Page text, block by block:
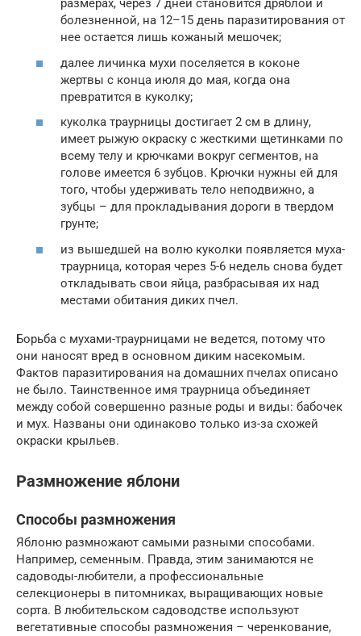
размерах, через 7 дней становится дряблой и
болезненной, на 12–15 день паразитирования от
нее остается лишь кожаный мешочек;
далее личинка мухи поселяется в коконе
жертвы с конца июля до мая, когда она
превратится в куколку;
куколка траурницы достигает 2 см в длину,
имеет рыжую окраску с жесткими щетинками по
всему телу и крючками вокруг сегментов, на
голове имеется 6 зубцов. Крючки нужны ей для
того, чтобы удерживать тело неподвижно, а
зубцы – для прокладывания дороги в твердом
грунте;
из вышедшей на волю куколки появляется муха-
траурница, которая через 5-6 недель снова будет
откладывать свои яйца, разбрасывая их над
местами обитания диких пчел.
Борьба с мухами-траурницами не ведется, потому что
они наносят вред в основном диким насекомым.
Фактов паразитирования на домашних пчелах описано
не было. Таинственное имя траурница объединяет
между собой совершенно разные роды и виды: бабочек
и мух. Названы они одинаково только из-за схожей
окраски крыльев.
Размножение яблони
Способы размножения
Яблоню размножают самыми разными способами.
Например, семенным. Правда, этим занимаются не
садоводы-любители, а профессиональные
селекционеры в питомниках, выращивающих новые
сорта. В любительском садоводстве используют
вегетативные способы размножения – черенкование,